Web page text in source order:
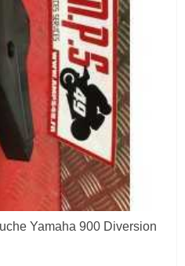
Yamaha 900 Diversion